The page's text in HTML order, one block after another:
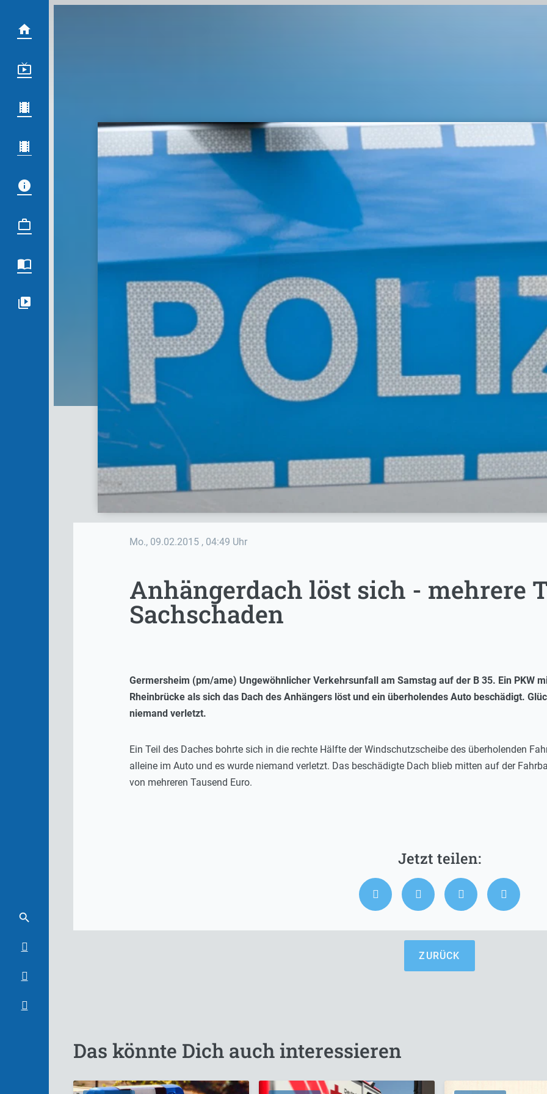
Mo., 09.02.2015 , 04:49 Uhr
Anhängerdach löst sich - mehrere
Sachschaden
Germersheim (pm/ame) Ungewöhnlicher Verkehrsunfall am Samstag auf der B 35. Ein PKW
Rheinbrücke als sich das Dach des Anhängers löst und ein überholendes Auto beschädigt.
niemand verletzt.
Ein Teil des Daches bohrte sich in die rechte Hälfte der Windschutzscheibe des überholenden
alleine im Auto und es wurde niemand verletzt. Das beschädigte Dach blieb mitten auf der
von mehreren Tausend Euro.
ZURÜCK
Das könnte Dich auch interessieren